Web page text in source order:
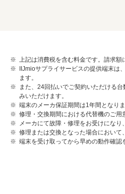
上記は消費税を含む料金です。請求
IIJmioサプライサービスの提供端末
ます。
また、24回払いでご契約いただける
みいただけます。
端末のメーカ保証期間は1年間となり
修理・交換期間における代替機のご用
メーカにて故障・修理をお受けにな
修理または交換となった場合におい
端末を受け取ってから早めの動作確認